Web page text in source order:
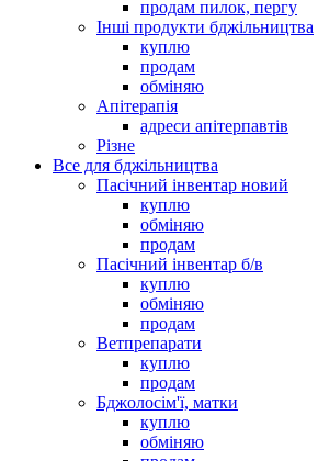
продам пилок, пергу
Інші продукти бджільництва
куплю
продам
обміняю
Апітерапія
адреси апітерпавтів
Різне
Все для бджільництва
Пасічний інвентар новий
куплю
обміняю
продам
Пасічний інвентар б/в
куплю
обміняю
продам
Ветпрепарати
куплю
продам
Бджолосім'ї, матки
куплю
обміняю